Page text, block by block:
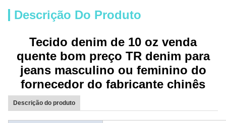
Descrição Do Produto
Tecido denim de 10 oz venda
quente bom preço TR denim para
jeans masculino ou feminino do
fornecedor do fabricante chinês
Descrição do produto